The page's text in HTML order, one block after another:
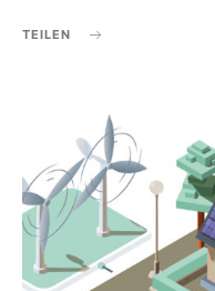
TEILEN